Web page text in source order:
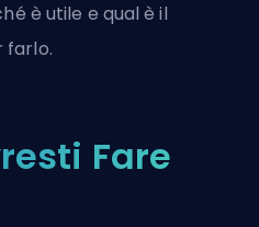
è utile e qual è il
farlo.
Fare